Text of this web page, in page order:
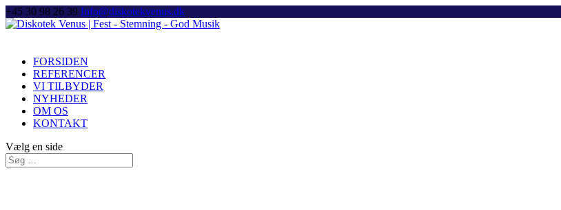
+45 30 98 26 39 Info@diskotekvenus.dk
FORSIDEN
REFERENCER
VI TILBYDER
NYHEDER
OM OS
KONTAKT
Vælg en side